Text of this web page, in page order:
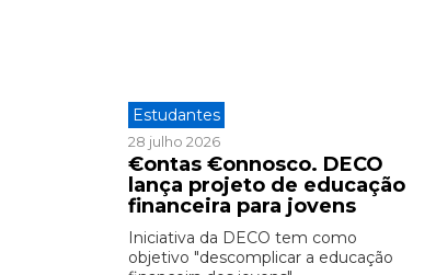
Estudantes
28 julho 2026
€ontas €onnosco. DECO
lança projeto de educação
financeira para jovens
Iniciativa da DECO tem como
objetivo "descomplicar a educação